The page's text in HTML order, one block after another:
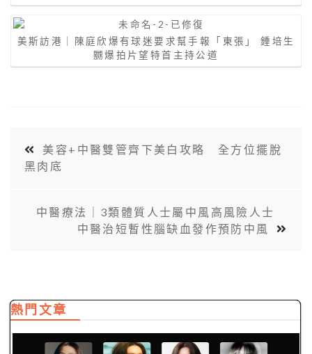
美斯訪港｜陳庭欣爆有球迷要求幫手報「東張」 鍾培生
嬲爆拍片望特首主持公道
美容+中醫雙管齊下美白攻略 全方位擺脫
黑肉底
中醫療法｜3類體質人士屬中風高風險人士
中醫治短暫性腦缺血發作預防中風
熱門文章